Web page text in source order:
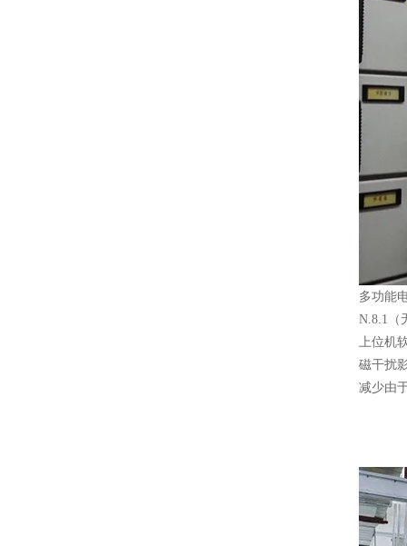
多功能
N.8.1（
上位机
磁干扰
减少由